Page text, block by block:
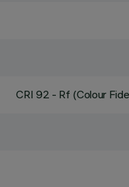
CRI 92 - Rf (Colour